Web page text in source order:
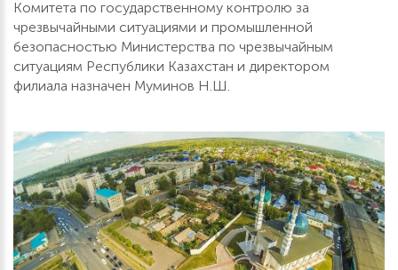
Комитета по государственному контролю за
чрезвычайными ситуациями и промышленной
безопасностью Министерства по чрезвычайным
ситуациям Республики Казахстан и директором
филиала назначен Муминов Н.Ш.